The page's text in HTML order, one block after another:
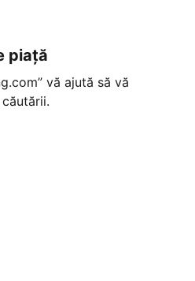
piață
vă ajută să vă